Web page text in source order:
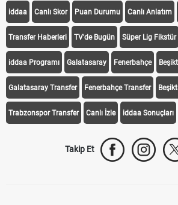
iddaa Canlı Skor Puan Durumu Canlı Anlatım
Transfer Haberleri TV'de Bugün Süper Lig Fikstür
iddaa Programı Galatasaray Fenerbahçe
Galatasaray Transfer Fenerbahçe Transfer
Trabzonspor Transfer Canlı İzle iddaa Sonuçları
Takip Et